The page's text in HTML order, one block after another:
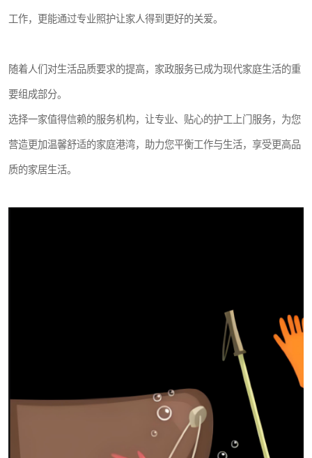
工作，更能通过专业照护让家人得到更好的关爱。
随着人们对生活品质要求的提高，家政服务已成为现代家庭生活的重
要组成部分。
选择一家值得信赖的服务机构，让专业、贴心的护工上门服务，为您
营造更加温馨舒适的家庭港湾，助力您平衡工作与生活，享受更高品
质的家居生活。